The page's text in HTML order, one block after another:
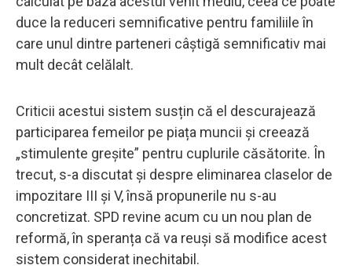
duce la reduceri semnificative pentru familiile în
care unul dintre parteneri câștigă semnificativ mai
mult decât celălalt.
Criticii acestui sistem susțin că el descurajează
participarea femeilor pe piața muncii și creează
„stimulente greșite” pentru cuplurile căsătorite. În
trecut, s-a discutat și despre eliminarea claselor de
impozitare III și V, însă propunerile nu s-au
concretizat. SPD revine acum cu un nou plan de
reformă, în speranța că va reuși să modifice acest
sistem considerat inechitabil.